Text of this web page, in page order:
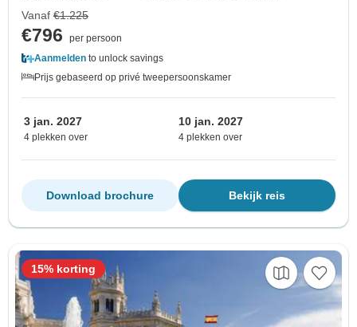
Vanaf €1.225
€796
per persoon
Aanmelden to unlock savings
Prijs gebaseerd op privé tweepersoonskamer
3 jan. 2027
4 plekken over
10 jan. 2027
4 plekken over
Bekijk reis
Download brochure
15% korting